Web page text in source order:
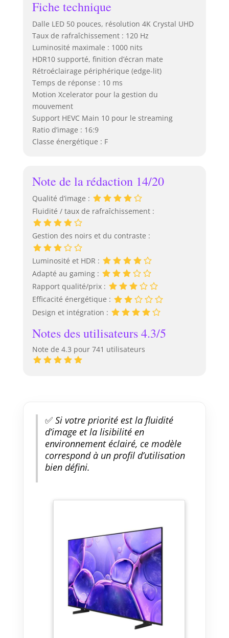
Fiche technique
Dalle LED 50 pouces, résolution 4K Crystal UHD
Taux de rafraîchissement : 120 Hz
Luminosité maximale : 1000 nits
HDR10 supporté, finition d’écran mate
Rétroéclairage périphérique (edge-lit)
Temps de réponse : 10 ms
Motion Xcelerator pour la gestion du
mouvement
Support HEVC Main 10 pour le streaming
Ratio d’image : 16:9
Classe énergétique : F
Note de la rédaction 14/20
Qualité d’image :
Fluidité / taux de rafraîchissement :
Gestion des noirs et du contraste :
Luminosité et HDR :
Adapté au gaming :
Rapport qualité/prix :
Efficacité énergétique :
Design et intégration :
Notes des utilisateurs 4.3/5
Note de 4.3 pour 741 utilisateurs
✅Si votre priorité est la fluidité
d’image et la lisibilité en
environnement éclairé, ce modèle
correspond à un profil d’utilisation
bien défini.